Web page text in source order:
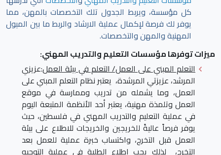
كل مؤسسة، ويربط الجدول تلك التخصصات بالمهن، مما
يوفر لك فرصة لإكمال عملية الارشاد والربط ما بين الميول
المهنية والمهن والتخصصات.
ميزات توفرها مؤسسات التعليم والتدريب المهني:
التعلم المبني على العمل/ التعلم في بيئة العمل:عزيزي
المرشد، عزيزتي المرشدة، يعتبر نظام التعلم المبني على
العمل، وما يشمله من تدريب وممارسة في موقع
العمل وتلمذة مهنية، يعتبر أحد الأنظمة المتبعة اليوم
في عملية التعليم والتدريب المهني في فلسطين، حيث
يوفر فرصاً عاليةً للخريجين والخريجات للاطلاع على بيئة
العمل قبل التخرج، واكتساب خبرة عملية للعمل بعد
التخرج، لذلك يجب اطلاع الطلبة في عملية التوجيه